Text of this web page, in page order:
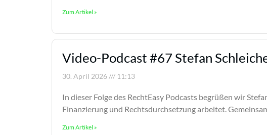
Zum Artikel »
Video-Podcast #67 Stefan
30. April 2026 11:13
In dieser Folge des RechtEasy Podcasts begrüßen wir
Finanzierung und Rechtsdurchsetzung arbeitet.
Zum Artikel »